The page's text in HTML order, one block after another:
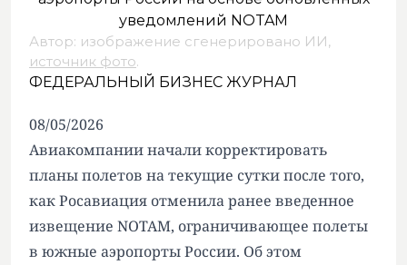
Автор: изображение сгенерировано ИИ,
источник фото.
ФЕДЕРАЛЬНЫЙ БИЗНЕС ЖУРНАЛ
08/05/2026
Авиакомпании начали корректировать
планы полетов на текущие сутки после того,
как Росавиация отменила ранее введенное
извещение NOTAM, ограничивающее полеты
в южные аэропорты России. Об этом